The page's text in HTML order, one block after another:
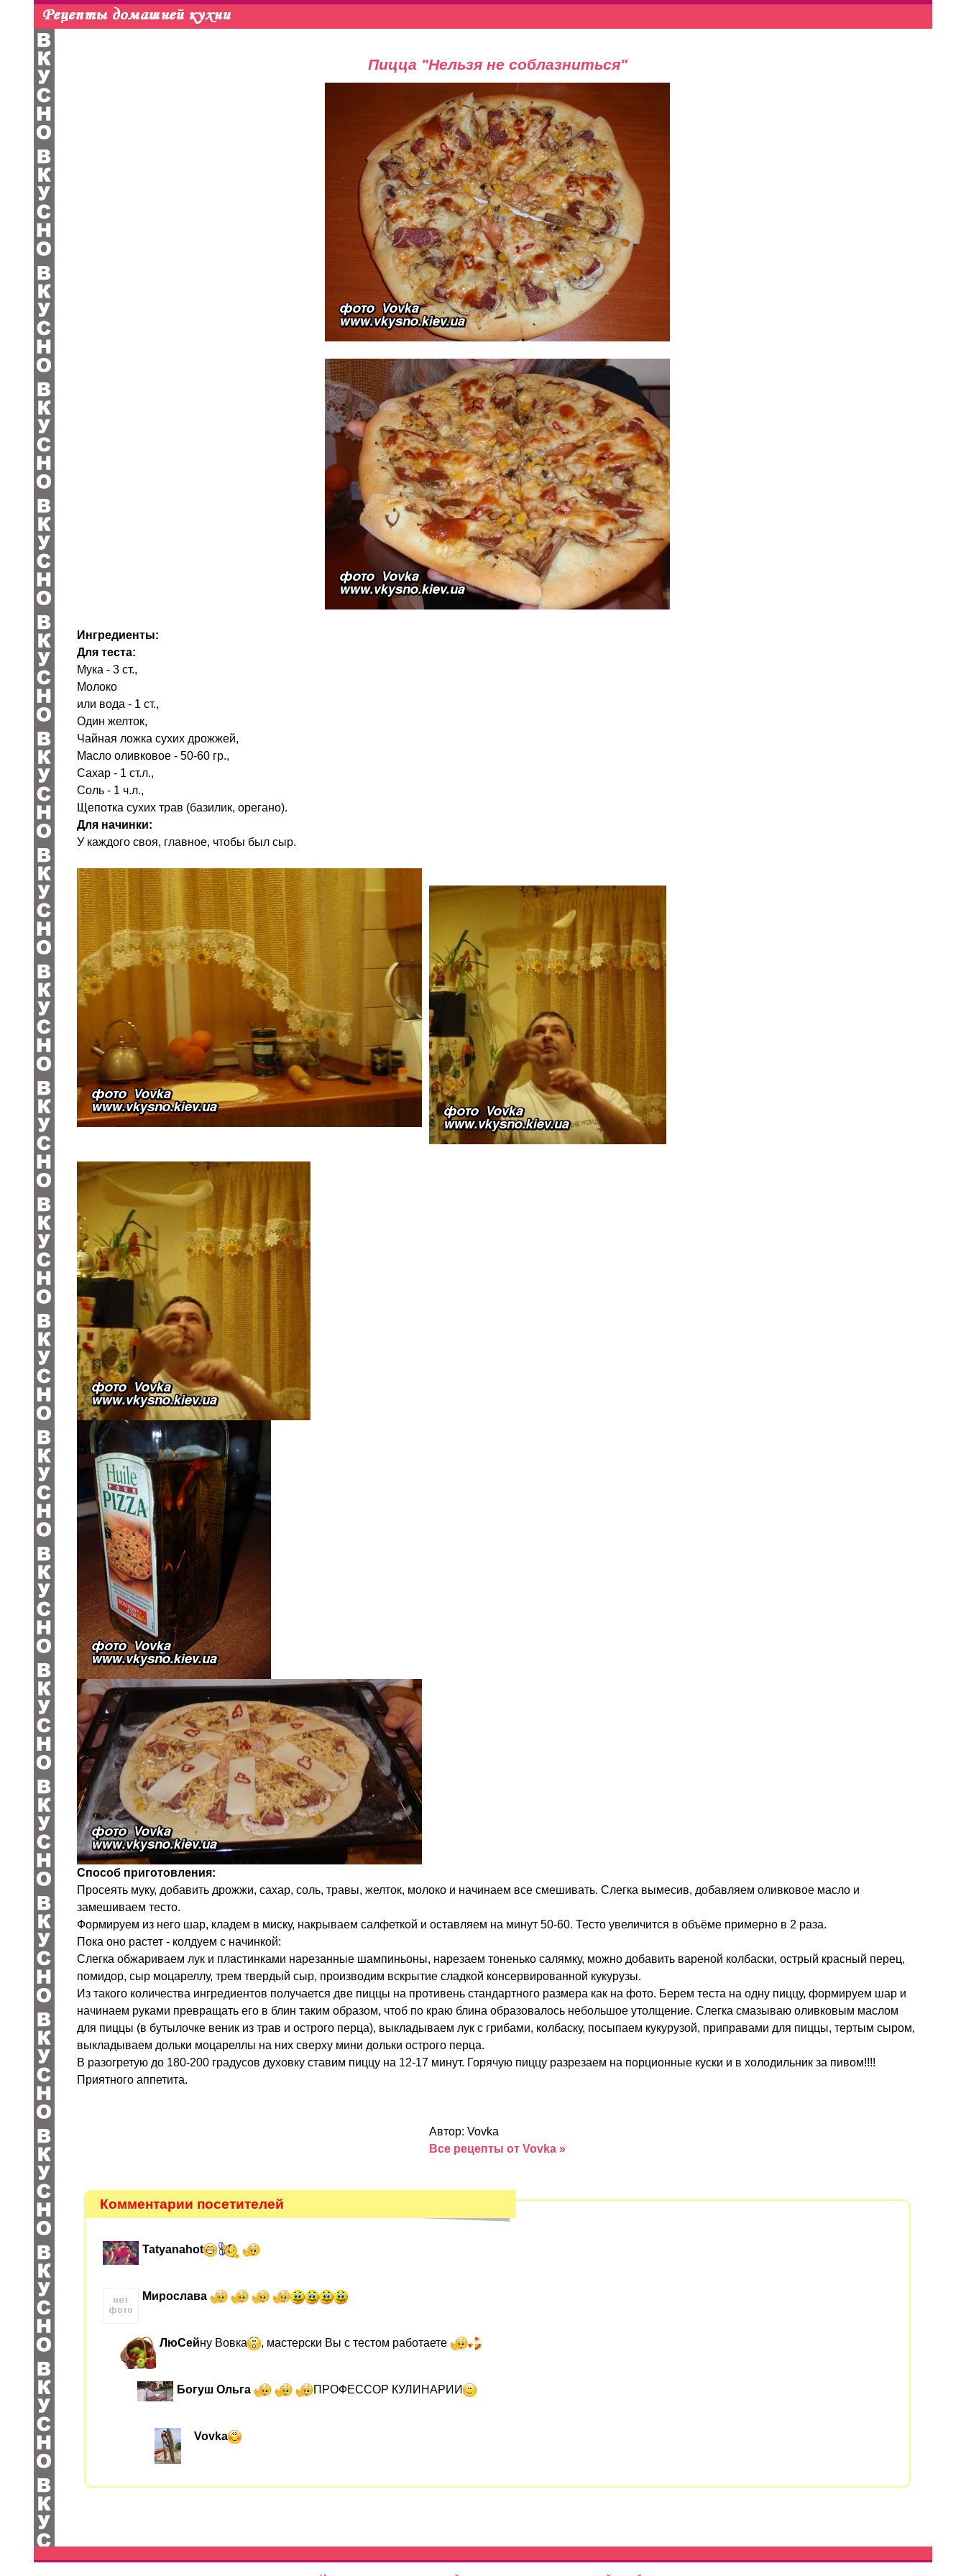
Пицца "Нельзя не соблазниться"
Ингредиенты:
Для теста:
Мука - 3 ст.,
Молоко
или вода - 1 ст.,
Один желток,
Чайная ложка сухих дрожжей,
Масло оливковое - 50-60 гр.,
Сахар - 1 ст.л.,
Соль - 1 ч.л.,
Щепотка сухих трав (базилик, орегано).
Для начинки:
У каждого своя, главное, чтобы был сыр.
Способ приготовления:
Просеять муку, добавить дрожжи, сахар, соль, травы, желток, молоко и начинаем все смешивать. Слегка вымесив, добавляем оливковое масло и
замешиваем тесто.
Формируем из него шар, кладем в миску, накрываем салфеткой и оставляем на минут 50-60. Тесто увеличится в объёме примерно в 2 раза.
Пока оно растет - колдуем с начинкой:
Слегка обжариваем лук и пластинками нарезанные шампиньоны, нарезаем тоненько салямку, можно добавить вареной колбаски, острый красный перец,
помидор, сыр моцареллу, трем твердый сыр, производим вскрытие сладкой консервированной кукурузы.
Из такого количества ингредиентов получается две пиццы на противень стандартного размера как на фото. Берем теста на одну пиццу, формируем шар и
начинаем руками превращать его в блин таким образом, чтоб по краю блина образовалось небольшое утолщение. Слегка смазываю оливковым маслом
для пиццы (в бутылочке веник из трав и острого перца), выкладываем лук с грибами, колбаску, посыпаем кукурузой, приправами для пиццы, тертым сыром,
выкладываем дольки моцареллы на них сверху мини дольки острого перца.
В разогретую до 180-200 градусов духовку ставим пиццу на 12-17 минут. Горячую пиццу разрезаем на порционные куски и в холодильник за пивом!!!!
Приятного аппетита.
Автор: Vovka
Все рецепты от Vovka »
Комментарии посетителей
Tatyanahot
Мирослава
ЛюСейну Вовка , мастерски Вы с тестом работаете
Богуш Ольга ПРОФЕССОР КУЛИНАРИИ
Vovka